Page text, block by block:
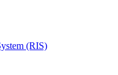
(RIS)